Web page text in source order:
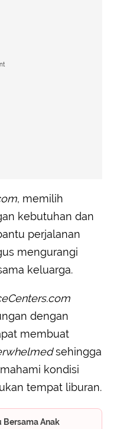
, memilih
kebutuhan dan
perjalanan
mengurangi
keluarga.
dengan
membuat
sehingga
kondisi
tempat liburan.
Bersama Anak